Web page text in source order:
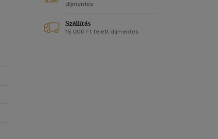
díjmentes
Szállítás
15 000 Ft felett díjmentes